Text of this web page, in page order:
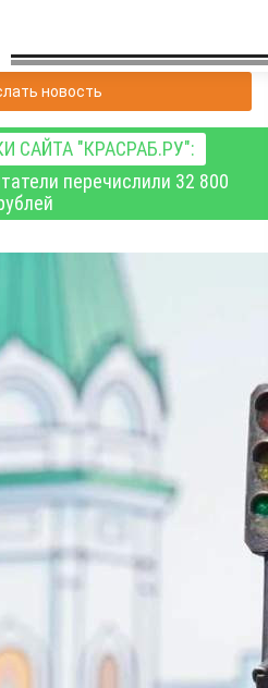
новость
САЙТА "КРАСРАБ.РУ":
перечислили 32 800
появился
со